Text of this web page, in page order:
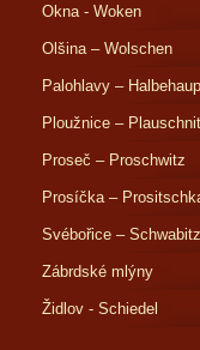
Okna - Woken
Olšina – Wolschen
Palohlavy –
Ploužnice –
Proseč – Proschwitz
Prosíčka –
Svébořice – Schwabitz
Zábrdské mlýny
Židlov - Schiedel